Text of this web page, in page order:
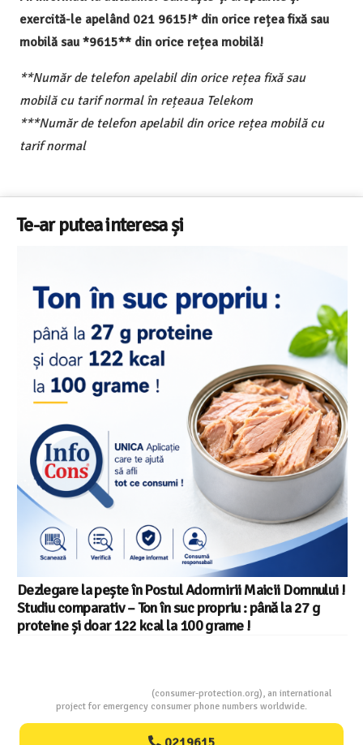
exercită-le apelând 021 9615!* din orice rețea fixă sau
mobilă sau *9615** din orice rețea mobilă!
**Număr de telefon apelabil din orice rețea fixă sau
mobilă cu tarif normal în rețeaua Telekom
***Număr de telefon apelabil din orice rețea mobilă cu
tarif normal
Te-ar putea interesa și
Dezlegare la pește în Postul Adormirii Maicii Domnului !
Studiu comparativ – Ton în suc propriu : până la 27 g
proteine și doar 122 kcal la 100 grame !
(consumer-protection.org), an international
project for emergency consumer phone numbers worldwide.